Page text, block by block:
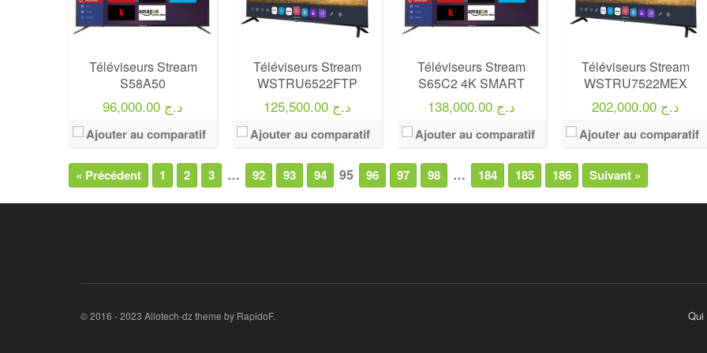
Téléviseurs Stream
S58A50
96,000.00 د.ج
Ajouter au comparatif
Téléviseurs Stream
WSTRU6522FTP
125,500.00 د.ج
Ajouter au comparatif
Téléviseurs Stream
S65C2 4K SMART
138,000.00 د.ج
Ajouter au comparatif
Téléviseurs Stream
WSTRU7522MEX
202,000.00 د.ج
Ajouter au comparatif
« Précédent 1 2 3 … 92 93 94 95 96 97 98 … 184 185 186 Suivant »
Qui
© 2016 - 2023 Allotech-dz theme by RapidoF.